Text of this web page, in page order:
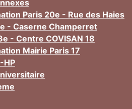
Paris 20e - Rue des Haies
- Caserne Champerret
- Centre COVISAN 18
Mairie Paris 17
HP